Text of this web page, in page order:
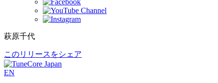
萩原千代
このリリースをシェア
EN